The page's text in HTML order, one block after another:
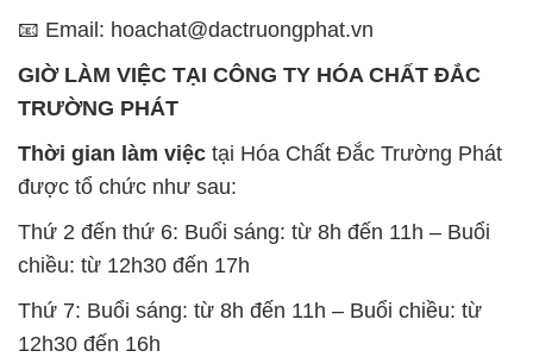
📧 Email: hoachat@dactruongphat.vn
GIỜ LÀM VIỆC TẠI CÔNG TY HÓA CHẤT ĐẮC
TRƯỜNG PHÁT
Thời gian làm việc tại Hóa Chất Đắc Trường Phát
được tổ chức như sau:
Thứ 2 đến thứ 6: Buổi sáng: từ 8h đến 11h – Buổi
chiều: từ 12h30 đến 17h
Thứ 7: Buổi sáng: từ 8h đến 11h – Buổi chiều: từ
12h30 đến 16h